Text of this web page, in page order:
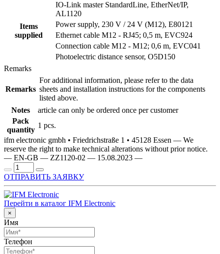
Items
supplied
IO-Link master StandardLine, EtherNet/IP,
AL1120
Power supply, 230 V / 24 V (M12), E80121
Ethernet cable M12 - RJ45; 0,5 m, EVC924
Connection cable M12 - M12; 0,6 m, EVC041
Photoelectric distance sensor, O5D150
Remarks
Remarks
For additional information, please refer to the data
sheets and installation instructions for the components
listed above.
Notes
article can only be ordered once per customer
Pack
quantity
1 pcs.
ifm electronic gmbh • Friedrichstraße 1 • 45128 Essen — We
reserve the right to make technical alterations without prior notice.
— EN-GB — ZZ1120-02 — 15.08.2023 —
ОТПРАВИТЬ ЗАЯВКУ
Перейти в каталог IFM Electronic
×
Имя
Телефон